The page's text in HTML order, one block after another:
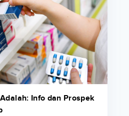
Info dan Prospek